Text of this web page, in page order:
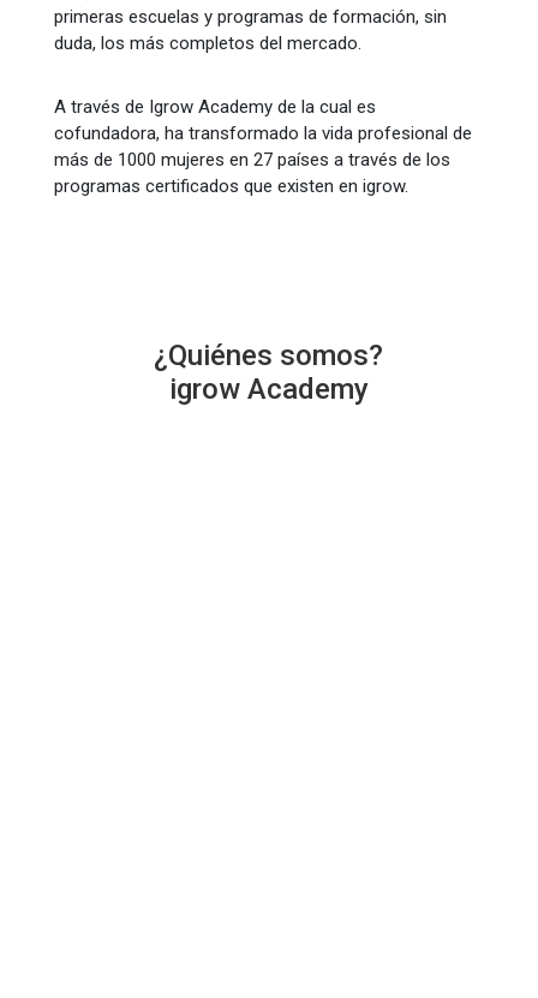
primeras escuelas y programas de formación, sin
duda, los más completos del mercado.
A través de Igrow Academy de la cual es
cofundadora, ha transformado la vida profesional de
más de 1000 mujeres en 27 países a través de los
programas certificados que existen en igrow.
¿Quiénes somos?
igrow Academy